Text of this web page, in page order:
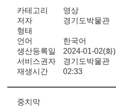
카테고리
영상
저자
경기도박물관
형태
언어
한국어
생산등록일
2024-01-02(화)
서비스권자
경기도박물관
재생시간
02:33
중치막